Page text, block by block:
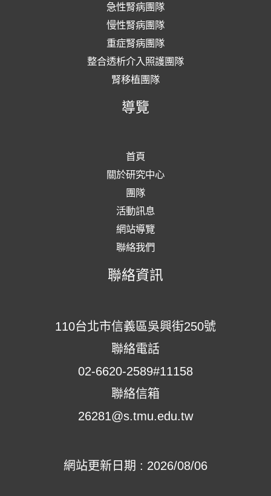
急性腎病團隊
慢性腎病團隊
重症腎病團隊
整合透析介入照護團隊
腎移植團隊
導覽
首頁
關於研究中心
團隊
活動訊息
網站導覽
聯絡我們
聯絡資訊
110台北市信義區吳興街250號
聯絡電話
02-6620-2589#11158
聯絡信箱
26281@s.tmu.edu.tw
網站更新日期 : 2026/08/06